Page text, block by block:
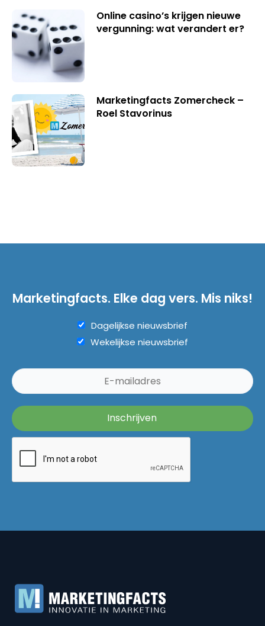
Online casino’s krijgen nieuwe
vergunning: wat verandert er?
Marketingfacts Zomercheck –
Roel Stavorinus
Marketingfacts. Elke dag vers. Mis niks!
Dagelijkse nieuwsbrief
Wekelijkse nieuwsbrief